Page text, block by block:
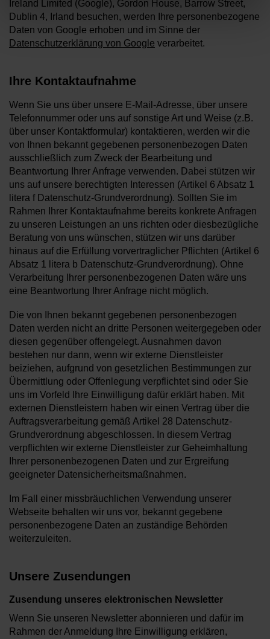
Ireland Limited (Google), Gordon House, Barrow Street,
Dublin 4, Irland besuchen, werden Ihre personenbezogene
Daten von Google erhoben und im Sinne der
Datenschutzerklärung von Google verarbeitet.
Ihre Kontaktaufnahme
Wenn Sie uns über unsere E-Mail-Adresse, über unsere
Telefonnummer oder uns auf sonstige Art und Weise (z.B.
über unser Kontaktformular) kontaktieren, werden wir die
von Ihnen bekannt gegebenen personenbezogen Daten
ausschließlich zum Zweck der Bearbeitung und
Beantwortung Ihrer Anfrage verwenden. Dabei stützen wir
uns auf unsere berechtigten Interessen (Artikel 6 Absatz 1
litera f Datenschutz-Grundverordnung). Sollten Sie im
Rahmen Ihrer Kontaktaufnahme bereits konkrete Anfragen
zu unseren Leistungen an uns richten oder diesbezügliche
Beratung von uns wünschen, stützen wir uns darüber
hinaus auf die Erfüllung vorvertraglicher Pflichten (Artikel 6
Absatz 1 litera b Datenschutz-Grundverordnung). Ohne
Verarbeitung Ihrer personenbezogenen Daten wäre uns
eine Beantwortung Ihrer Anfrage nicht möglich.
Die von Ihnen bekannt gegebenen personenbezogen
Daten werden nicht an dritte Personen weitergegeben oder
diesen gegenüber offengelegt. Ausnahmen davon
bestehen nur dann, wenn wir externe Dienstleister
beiziehen, aufgrund von gesetzlichen Bestimmungen zur
Übermittlung oder Offenlegung verpflichtet sind oder Sie
uns im Vorfeld Ihre Einwilligung dafür erklärt haben. Mit
externen Dienstleistern haben wir einen Vertrag über die
Auftragsverarbeitung gemäß Artikel 28 Datenschutz-
Grundverordnung abgeschlossen. In diesem Vertrag
verpflichten wir externe Dienstleister zur Geheimhaltung
Ihrer personenbezogenen Daten und zur Ergreifung
geeigneter Datensicherheitsmaßnahmen.
Im Fall einer missbräuchlichen Verwendung unserer
Webseite behalten wir uns vor, bekannt gegebene
personenbezogene Daten an zuständige Behörden
weiterzuleiten.
Unsere Zusendungen
Zusendung unseres elektronischen Newsletter
Wenn Sie unseren Newsletter abonnieren und dafür im
Rahmen der Anmeldung Ihre Einwilligung erklären,